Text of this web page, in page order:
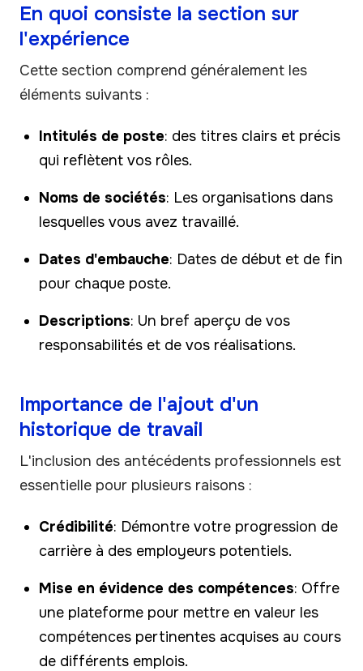
En quoi consiste la section sur
l'expérience
Cette section comprend généralement les
éléments suivants :
Intitulés de poste: des titres clairs et précis
qui reflètent vos rôles.
Noms de sociétés: Les organisations dans
lesquelles vous avez travaillé.
Dates d'embauche: Dates de début et de fin
pour chaque poste.
Descriptions: Un bref aperçu de vos
responsabilités et de vos réalisations.
Importance de l'ajout d'un
historique de travail
L'inclusion des antécédents professionnels est
essentielle pour plusieurs raisons :
Crédibilité: Démontre votre progression de
carrière à des employeurs potentiels.
Mise en évidence des compétences: Offre
une plateforme pour mettre en valeur les
compétences pertinentes acquises au cours
de différents emplois.